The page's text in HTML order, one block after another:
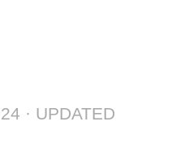
· UPDATED